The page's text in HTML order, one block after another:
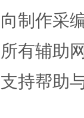
制作采
有辅助
持帮助